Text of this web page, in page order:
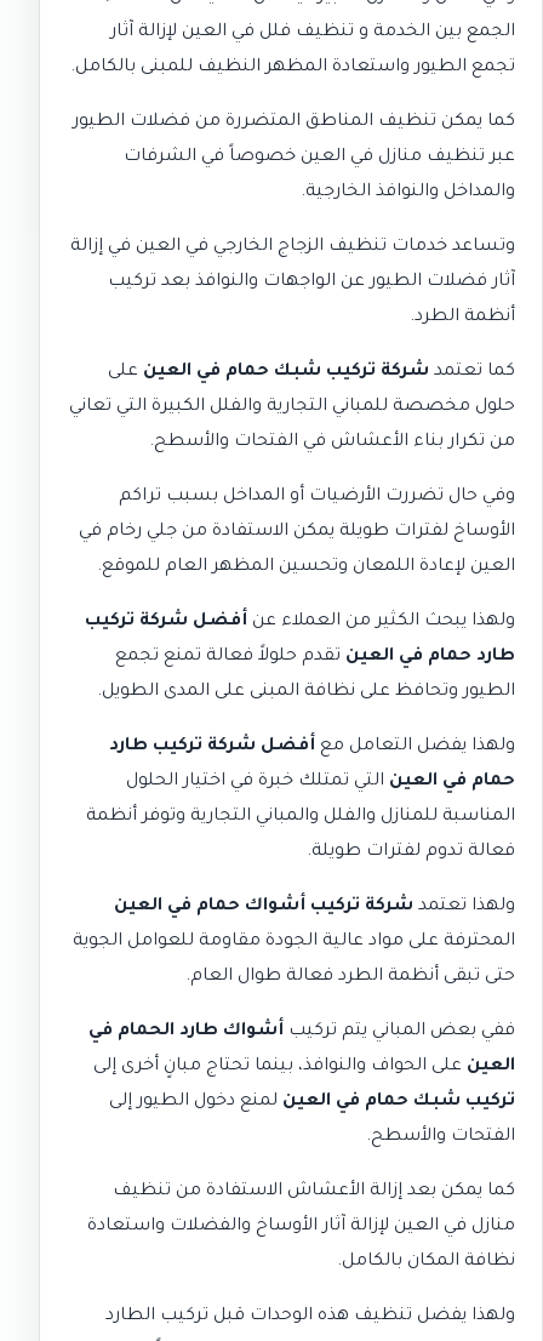
الجمع بين الخدمة و تنظيف فلل في العين لإزالة آثار
تجمع الطيور واستعادة المظهر النظيف للمبنى بالكامل.
كما يمكن تنظيف المناطق المتضررة من فضلات الطيور
عبر تنظيف منازل في العين خصوصاً في الشرفات
والمداخل والنوافذ الخارجية.
وتساعد خدمات تنظيف الزجاج الخارجي في العين في إزالة
آثار فضلات الطيور عن الواجهات والنوافذ بعد تركيب
أنظمة الطرد.
كما تعتمد شركة تركيب شبك حمام في العين على
حلول مخصصة للمباني التجارية والفلل الكبيرة التي تعاني
من تكرار بناء الأعشاش في الفتحات والأسطح.
وفي حال تضررت الأرضيات أو المداخل بسبب تراكم
الأوساخ لفترات طويلة يمكن الاستفادة من جلي رخام في
العين لإعادة اللمعان وتحسين المظهر العام للموقع.
ولهذا يبحث الكثير من العملاء عن أفضل شركة تركيب
طارد حمام في العين تقدم حلولاً فعالة تمنع تجمع
الطيور وتحافظ على نظافة المبنى على المدى الطويل.
ولهذا يفضل التعامل مع أفضل شركة تركيب طارد
حمام في العين التي تمتلك خبرة في اختيار الحلول
المناسبة للمنازل والفلل والمباني التجارية وتوفر أنظمة
فعالة تدوم لفترات طويلة.
ولهذا تعتمد شركة تركيب أشواك حمام في العين
المحترفة على مواد عالية الجودة مقاومة للعوامل الجوية
حتى تبقى أنظمة الطرد فعالة طوال العام.
ففي بعض المباني يتم تركيب أشواك طارد الحمام في
العين على الحواف والنوافذ، بينما تحتاج مبانٍ أخرى إلى
تركيب شبك حمام في العين لمنع دخول الطيور إلى
الفتحات والأسطح.
كما يمكن بعد إزالة الأعشاش الاستفادة من تنظيف
منازل في العين لإزالة آثار الأوساخ والفضلات واستعادة
نظافة المكان بالكامل.
ولهذا يفضل تنظيف هذه الوحدات قبل تركيب الطارد